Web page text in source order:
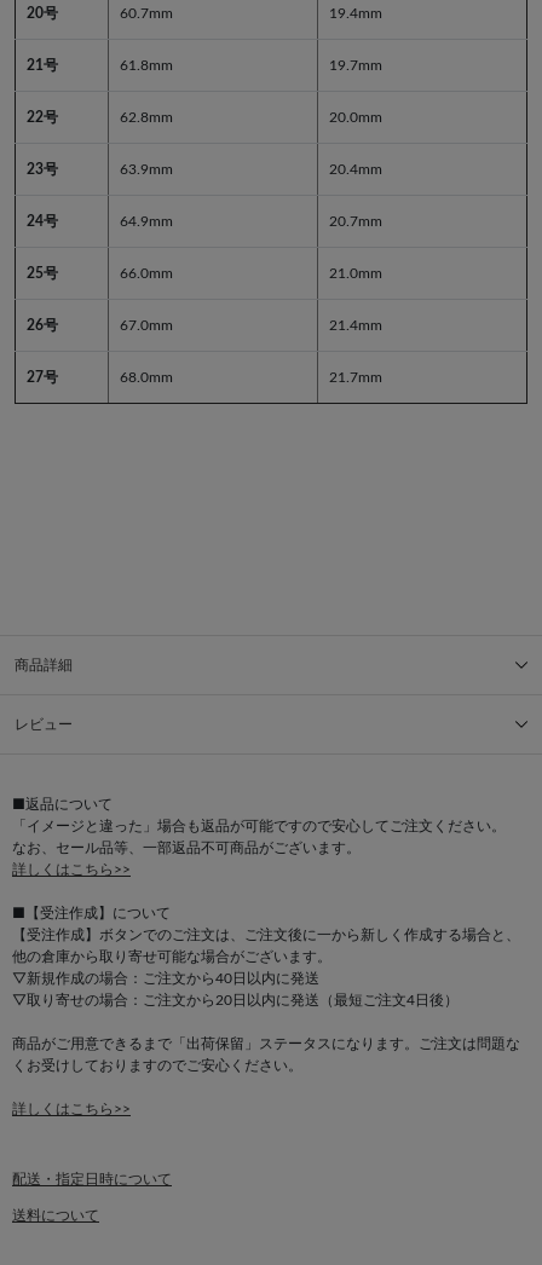
20号 60.7mm 19.4mm
21号 61.8mm 19.7mm
22号 62.8mm 20.0mm
23号 63.9mm 20.4mm
24号 64.9mm 20.7mm
25号 66.0mm 21.0mm
26号 67.0mm 21.4mm
27号 68.0mm 21.7mm
商品詳細
レビュー
■返品について
「イメージと違った」場合も返品が可能ですので安心してご注文ください。
なお、セール品等、一部返品不可商品がございます。
詳しくはこちら>>
■【受注作成】について
【受注作成】ボタンでのご注文は、ご注文後に一から新しく作成する場合と、
他の倉庫から取り寄せ可能な場合がございます。
▽新規作成の場合：ご注文から40日以内に発送
▽取り寄せの場合：ご注文から20日以内に発送（最短ご注文4日後）
商品がご用意できるまで「出荷保留」ステータスになります。ご注文は問題な
くお受けしておりますのでご安心ください。
詳しくはこちら>>
配送・指定日時について
送料について